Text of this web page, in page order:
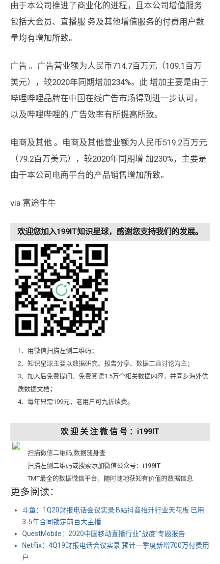
由于本公司推进了商业化的进程，且本公司增值服务
包括大会员、直播服 务及其他增值服务的付费用户数
量均有增加所致。
广告 。广告营业额为人民币714.7百万元（109.1百万
美元），较2020年同期增加234%。此 增加主要是由于
哔哩哔哩品牌在中国在线广告市场得到进一步认可，
以及哔哩哔哩的 广告效率有所提高所致。
电商及其他 。电商及其他营业额为人民币519.2百万元
（79.2百万美元），较2020年同期增 加230%，主要是
由于本公司电商平台的产品销售增加所致。
via 富途牛牛
欢迎您加入199IT知识星球，感谢您支持我们的发展。
1、用微信扫描左侧二维码；
2、知识星球主要以数据研究、报告分享、数据工具讨论为主；
3、加入后免费提问、免费阅读1.5万个相关数据内容，并同步海外优
质数据文档；
4、每年只需199元，老用户可九折续费。
欢 迎 关 注 微 信 号 ：i199IT
扫描微信二维码,数据随身查
扫描左侧二维码或搜索添加微信公众号： i199IT
TMT最全的数据微信平台，随时随地获知有价值的数据信息
更多阅读：
斗鱼：1Q20财报电话会议实录 B站抖音抬升行业天花板 已用
3-5年合同锁定前百大主播
QuestMobile：2020中国移动直播行业“战疫”专题报告
Netflix：4Q19财报电话会议实录 预计一季度新增700万付费用
户